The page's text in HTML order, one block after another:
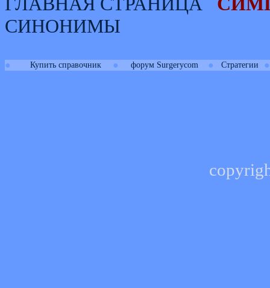
СИНОНИМЫ
● Купить справочник ● форум Surgerycom ● Стратегии ●